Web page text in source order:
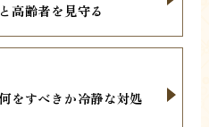
高齢者を見守る
をすべきか冷静な対処